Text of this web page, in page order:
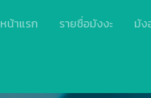
หน้าแรก รายชื่อมังงะ มัง